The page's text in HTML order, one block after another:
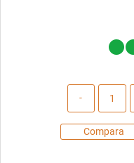
Compara